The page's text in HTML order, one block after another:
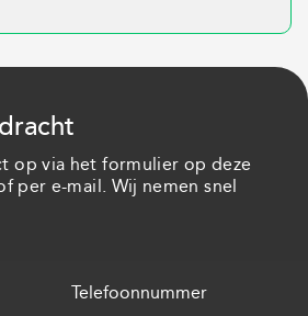
op via het formulier op deze
per e-mail. Wij nemen snel
Telefoonnummer